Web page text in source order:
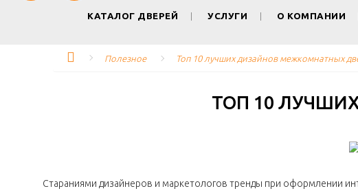
КАТАЛОГ ДВЕРЕЙ УСЛУГИ О КОМПАНИИ
Полезное Топ 10 лучших дизайнов межкомнатных
ТОП 10
Стараниями дизайнеров и маркетологов тренды при оформлении